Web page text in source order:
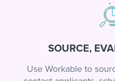
SOURCE,
Use Workable to